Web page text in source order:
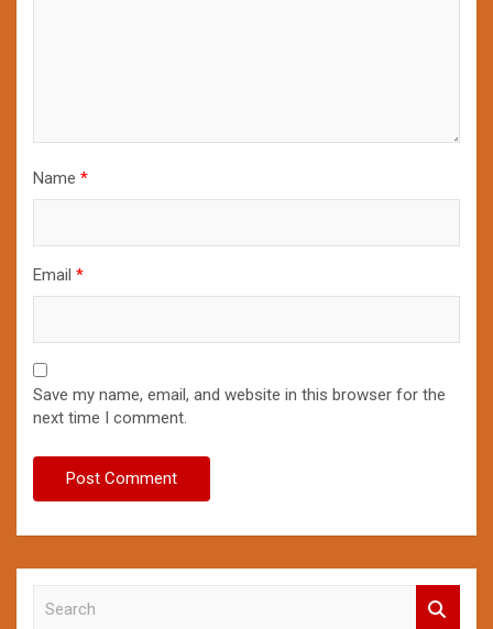
Name *
Email *
Save my name, email, and website in this browser for the
next time I comment.